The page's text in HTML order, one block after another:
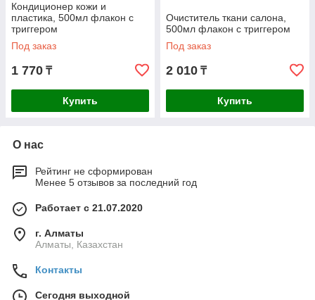
Кондиционер кожи и
пластика, 500мл флакон с
триггером
Под заказ
1 770 ₸
Купить
Очиститель ткани салона,
500мл флакон с триггером
Под заказ
2 010 ₸
Купить
О нас
Рейтинг не сформирован
Менее 5 отзывов за последний год
Работает с 21.07.2020
г. Алматы
Алматы, Казахстан
Контакты
Сегодня выходной